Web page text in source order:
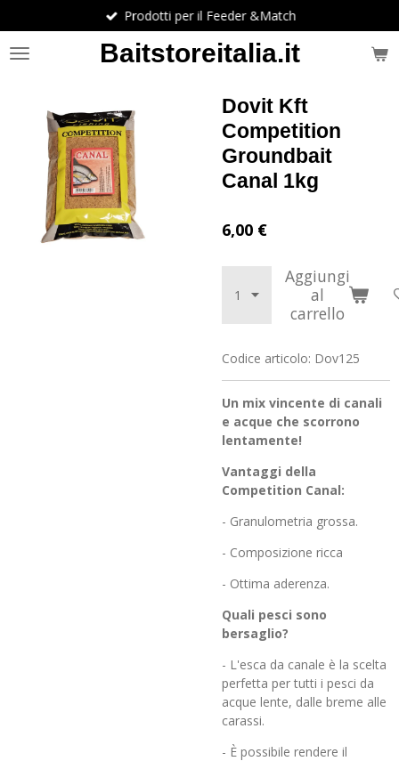
al
contenuto
Baitstoreitalia.it
Prodotti per il Feeder &Match
Dovit Kft
Competition
Groundbait
Canal 1kg
6,00 €
Aggiungi
al
carrello
Codice articolo: Dov125
Un mix vincente di canali
e acque che scorrono
lentamente!
Vantaggi della
Competition Canal:
- Granulometria grossa.
- Composizione ricca
- Ottima aderenza.
Quali pesci sono
bersaglio?
- L'esca da canale è la scelta
perfetta per tutti i pesci da
acque lente, dalle breme alle
carassi.
- È possibile rendere il